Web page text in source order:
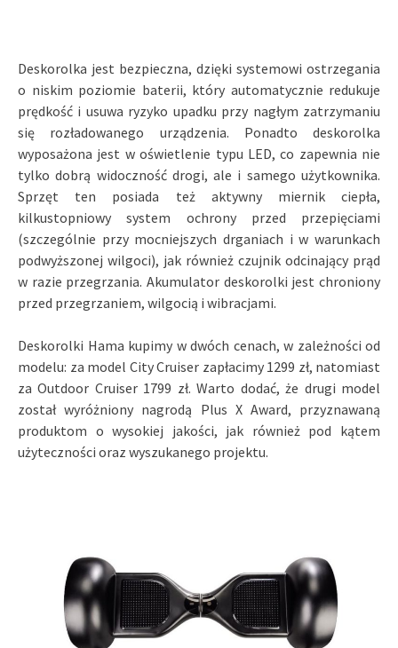
Deskorolka jest bezpieczna, dzięki systemowi ostrzegania
o niskim poziomie baterii, który automatycznie redukuje
prędkość i usuwa ryzyko upadku przy nagłym zatrzymaniu
się rozładowanego urządzenia. Ponadto deskorolka
wyposażona jest w oświetlenie typu LED, co zapewnia nie
tylko dobrą widoczność drogi, ale i samego użytkownika.
Sprzęt ten posiada też aktywny miernik ciepła,
kilkustopniowy system ochrony przed przepięciami
(szczególnie przy mocniejszych drganiach i w warunkach
podwyższonej wilgoci), jak również czujnik odcinający prąd
w razie przegrzania. Akumulator deskorolki jest chroniony
przed przegrzaniem, wilgocią i wibracjami.
Deskorolki Hama kupimy w dwóch cenach, w zależności od
modelu: za model City Cruiser zapłacimy 1299 zł, natomiast
za Outdoor Cruiser 1799 zł. Warto dodać, że drugi model
został wyróżniony nagrodą Plus X Award, przyznawaną
produktom o wysokiej jakości, jak również pod kątem
użyteczności oraz wyszukanego projektu.